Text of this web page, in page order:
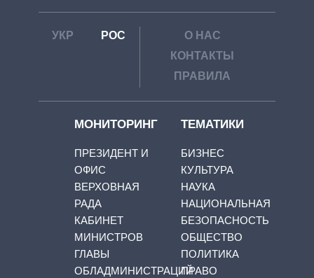
УКР РОС
О НАС
КОНТАКТЫ
ПРАВИЛА
МОНИТОРИНГ
ПРЕЗИДЕНТ И
ОФИС
ВЕРХОВНАЯ
РАДА
КАБИНЕТ
МИНИСТРОВ
ГЛАВЫ
ОБЛАДМИНИСТРАЦИЙ
ТЕМАТИКИ
БИЗНЕС
КУЛЬТУРА
НАУКА
НАЦИОНАЛЬНАЯ
БЕЗОПАСНОСТЬ
ОБЩЕСТВО
ПОЛИТИКА
ПРАВО